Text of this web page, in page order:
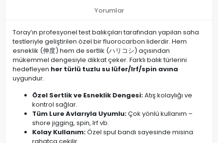
Yorumlar
Toray’ın profesyonel test balıkçıları tarafından yapılan saha
testleriyle geliştirilen özel bir fluorocarbon liderdir. Hem
esneklik (伸度) hem de sertlik (ハリコシ) açısından
mükemmel dengesiyle dikkat çeker. Farklı balık türlerini
hedefleyen her türlü tuzlu su lüfer/lrf/spin avına
uygundur.
Özel Sertlik ve Esneklik Dengesi:Atış kolaylığı ve
kontrol sağlar.
Tüm Lure Avlarıyla Uyumlu:Çok yönlü kullanım –
shore jigging, spin, lrf vb.
Kolay Kullanım:Özel spul bandı sayesinde misina